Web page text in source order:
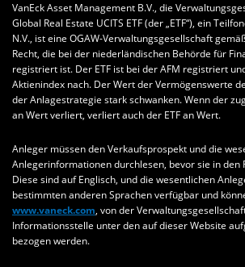
VanEck Asset Management B.V., die
Global Real Estate UCITS ETF (der „ETF“), ein
N.V., ist eine OGAW-Verwaltungsgesellschaft
Recht, die bei der niederländischen Behörde für
registriert ist. Der ETF ist bei der AFM registriert
Aktienindex nach. Der Wert der Vermögenswerte
der Anlagestrategie stark schwanken. Wenn der
an Wert verliert, verliert auch der ETF an Wert.
Anleger müssen den Verkaufsprospekt und die
Anlegerinformationen durchlesen, bevor sie in den
Diese sind auf Englisch, und die wesentlichen
bestimmten anderen Sprachen verfügbar und
www.vaneck.com, von der
Informationsstelle unter den auf dieser Website
bezogen werden.